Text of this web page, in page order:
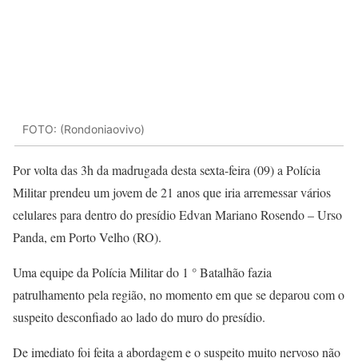
FOTO: (Rondoniaovivo)
Por volta das 3h da madrugada desta sexta-feira (09) a Polícia
Militar prendeu um jovem de 21 anos que iria arremessar vários
celulares para dentro do presídio Edvan Mariano Rosendo – Urso
Panda, em Porto Velho (RO).
Uma equipe da Polícia Militar do 1 ° Batalhão fazia
patrulhamento pela região, no momento em que se deparou com o
suspeito desconfiado ao lado do muro do presídio.
De imediato foi feita a abordagem e o suspeito muito nervoso não